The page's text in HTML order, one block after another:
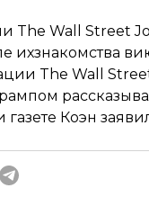
Wall Street
ихзнакомства
The Wall
Коэн